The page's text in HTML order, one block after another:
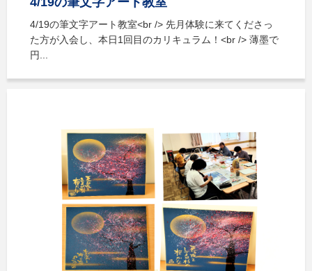
4/19の筆文字アート教室<br /> 先月体験に来てくださっ
た方が入会し、本日1回目のカリキュラム！<br /> 薄墨で
円...